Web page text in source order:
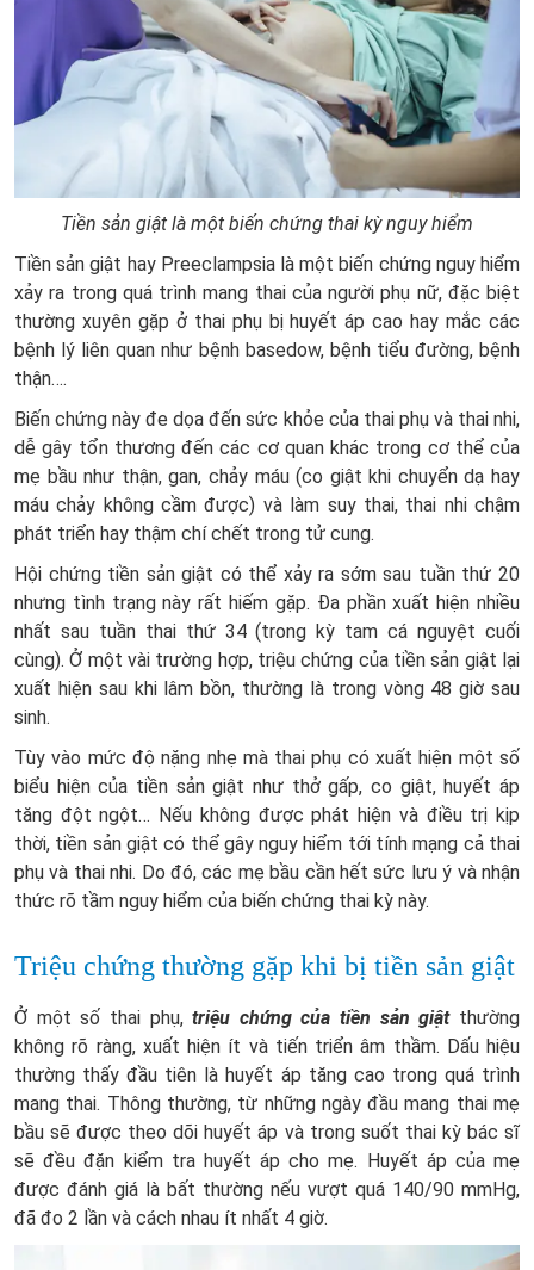
Tiền sản giật là một biến chứng thai kỳ nguy hiểm
Tiền sản giật hay Preeclampsia là một biến chứng nguy hiểm
xảy ra trong quá trình mang thai của người phụ nữ, đặc biệt
thường xuyên gặp ở thai phụ bị huyết áp cao hay mắc các
bệnh lý liên quan như bệnh basedow, bệnh tiểu đường, bệnh
thận….
Biến chứng này đe dọa đến sức khỏe của thai phụ và thai nhi,
dễ gây tổn thương đến các cơ quan khác trong cơ thể của
mẹ bầu như thận, gan, chảy máu (co giật khi chuyển dạ hay
máu chảy không cầm được) và làm suy thai, thai nhi chậm
phát triển hay thậm chí chết trong tử cung.
Hội chứng tiền sản giật có thể xảy ra sớm sau tuần thứ 20
nhưng tình trạng này rất hiếm gặp. Đa phần xuất hiện nhiều
nhất sau tuần thai thứ 34 (trong kỳ tam cá nguyệt cuối
cùng). Ở một vài trường hợp, triệu chứng của tiền sản giật lại
xuất hiện sau khi lâm bồn, thường là trong vòng 48 giờ sau
sinh.
Tùy vào mức độ nặng nhẹ mà thai phụ có xuất hiện một số
biểu hiện của tiền sản giật như thở gấp, co giật, huyết áp
tăng đột ngột… Nếu không được phát hiện và điều trị kịp
thời, tiền sản giật có thể gây nguy hiểm tới tính mạng cả thai
phụ và thai nhi. Do đó, các mẹ bầu cần hết sức lưu ý và nhận
thức rõ tầm nguy hiểm của biến chứng thai kỳ này.
Triệu chứng thường gặp khi bị tiền sản giật
Ở một số thai phụ,triệu chứng của tiền sản giật thường
không rõ ràng, xuất hiện ít và tiến triển âm thầm. Dấu hiệu
thường thấy đầu tiên là huyết áp tăng cao trong quá trình
mang thai. Thông thường, từ những ngày đầu mang thai mẹ
bầu sẽ được theo dõi huyết áp và trong suốt thai kỳ bác sĩ
sẽ đều đặn kiểm tra huyết áp cho mẹ. Huyết áp của mẹ
được đánh giá là bất thường nếu vượt quá 140/90 mmHg,
đã đo 2 lần và cách nhau ít nhất 4 giờ.